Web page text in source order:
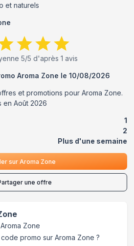
et naturels
5/5 d'après 1 avis
Aroma Zone le 10/08/2026
et promotions pour Aroma Zone.
en Août 2026
1
2
Plus d'une semaine
sur Aroma Zone
une offre
Aroma Zone
promo sur Aroma Zone ?